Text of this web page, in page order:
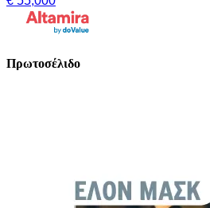
Πρωτοσέλιδο